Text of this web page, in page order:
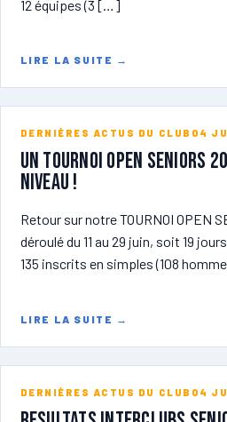
12 équipes (3 […]
LIRE LA SUITE →
DERNIÈRES ACTUS DU CLUB 04
Un tournoi open seniors
niveau !
Retour sur notre TOURNOI OPEN
déroulé du 11 au 29 juin, soit 19
135 inscrits en simples (108
LIRE LA SUITE →
DERNIÈRES ACTUS DU CLUB 04